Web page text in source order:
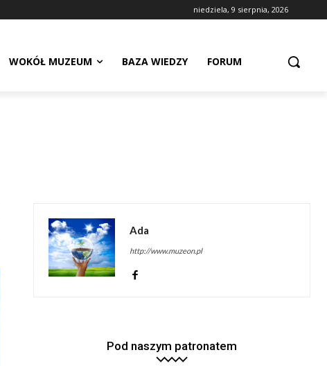
niedziela, 9 sierpnia, 2026
WOKÓŁ MUZEUM BAZA WIEDZY FORUM
Ada
http://www.muzeon.pl
Pod naszym patronatem